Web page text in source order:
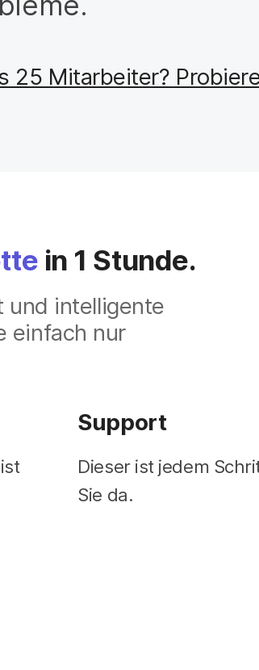
25 Mitarbeiter?
in 1 Stunde.
und intelligente
einfach nur
Support
Dieser ist jedem
Sie da.